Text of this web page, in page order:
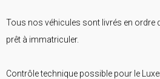
Tous nos véhicules sont livrés en ordre
prêt à immatriculer.
Contrôle technique possible pour le